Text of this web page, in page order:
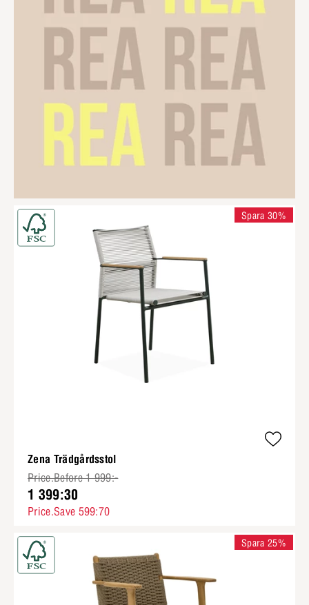
Zena Trädgårdsstol
Price.Before 1 999:-
1 399:30
Price.Save 599:70
Spara 30%
Spara 25%